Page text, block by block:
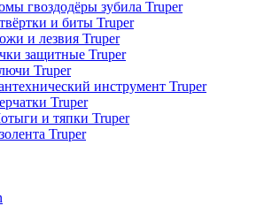
гвоздодёры зубила Truper
и биты Truper
и лезвия Truper
защитные Truper
Truper
инструмент Truper
Truper
и тяпки Truper
Truper